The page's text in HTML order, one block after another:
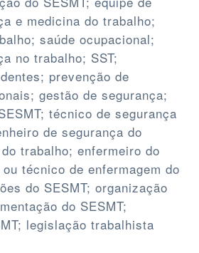
e medicina do trabalho;
saúde ocupacional;
no trabalho; SST;
prevenção de
gestão de segurança;
técnico de segurança
de segurança do
trabalho; enfermeiro do
técnico de enfermagem do
do SESMT; organização
do SESMT;
legislação trabalhista